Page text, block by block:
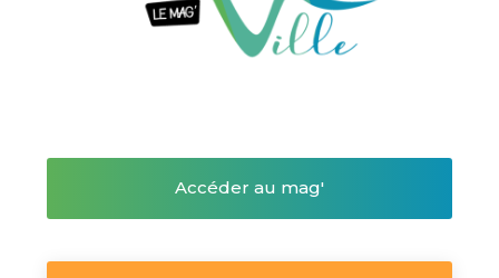
Accéder au mag'